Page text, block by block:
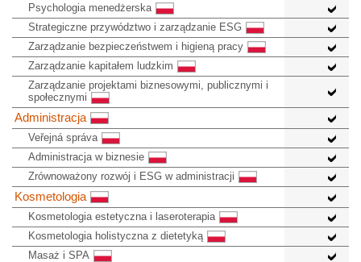
Psychologia menedżerska
Strategiczne przywództwo i zarządzanie ESG
Zarządzanie bezpieczeństwem i higieną pracy
Zarządzanie kapitałem ludzkim
Zarządzanie projektami biznesowymi, publicznymi i
społecznymi
Administracja
Veřejná správa
Administracja w biznesie
Zrównoważony rozwój i ESG w administracji
Kosmetologia
Kosmetologia estetyczna i laseroterapia
Kosmetologia holistyczna z dietetyką
Masaż i SPA